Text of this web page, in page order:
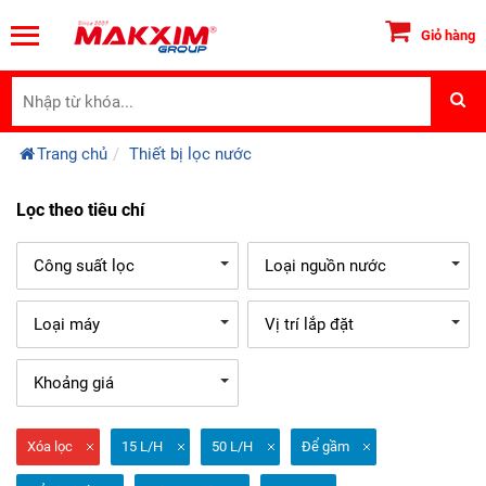
Giỏ hàng
Trang chủ Thiết bị lọc nước
Lọc theo tiêu chí
Công suất lọc Loại nguồn nước
Loại máy Vị trí lắp đặt
Khoảng giá
Xóa lọc 15 L/H 50 L/H Để gầm